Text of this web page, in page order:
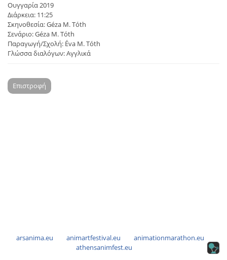
Ουγγαρία 2019
Διάρκεια: 11:25
Σκηνοθεσία: Géza M. Tóth
Σενάριο: Géza M. Tóth
Παραγωγή/Σχολή: Éva M. Tóth
Γλώσσα διαλόγων: Αγγλικά
Επιστροφή
arsanima.eu animartfestival.eu
animationmarathon.eu
athensanimfest.eu